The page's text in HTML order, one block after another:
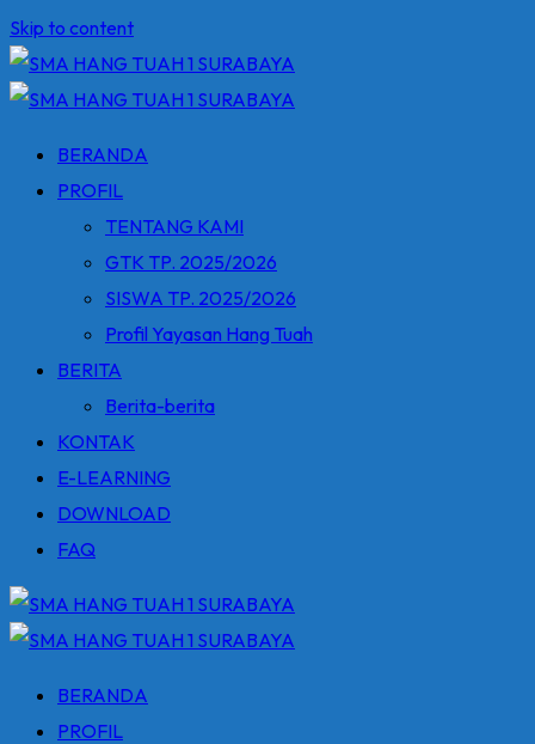
Skip to content
BERANDA
PROFIL
TENTANG KAMI
GTK TP. 2025/2026
SISWA TP. 2025/2026
Profil Yayasan Hang Tuah
BERITA
Berita-berita
KONTAK
E-LEARNING
DOWNLOAD
FAQ
BERANDA
PROFIL